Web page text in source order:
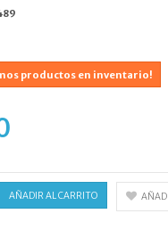
productos en inventario!
AÑADIR AL CARRITO